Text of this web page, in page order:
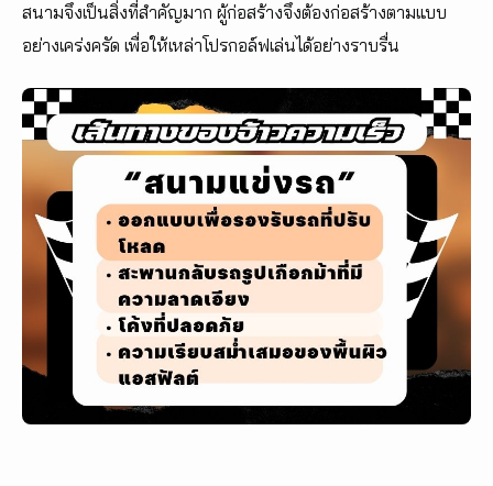
สนามจึงเป็นสิ่งที่สำคัญมาก ผู้ก่อสร้างจึงต้องก่อสร้างตามแบบ
อย่างเคร่งครัด เพื่อให้เหล่าโปรกอล์ฟเล่นได้อย่างราบรื่น